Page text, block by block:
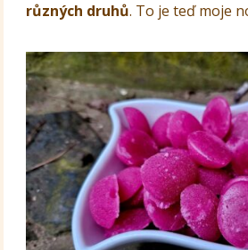
různých druhů. To je teď moje